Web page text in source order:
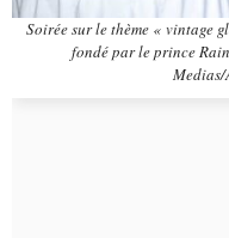
Soirée sur le thème « vintage
fondé par le prince
Medias/